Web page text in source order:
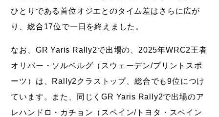
ひとりである首位オジエとのタイム差はさらに広が
り、総合17位で一日を終えました。
なお、GR Yaris Rally2で出場の、2025年WRC2王者
オリバー・ソルベルグ（スウェーデン/プリントスポ
ーツ）は、Rally2クラストップ、総合でも9位につけ
ています。また、同じくGR Yaris Rally2で出場のア
レハンドロ・カチョン（スペイン/トヨタ・スペイン